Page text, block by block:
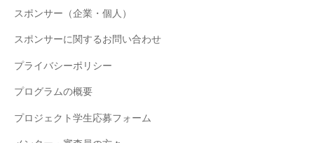
スポンサー（企業・個人）
スポンサーに関するお問い合わせ
プライバシーポリシー
プログラムの概要
プロジェクト学生応募フォーム